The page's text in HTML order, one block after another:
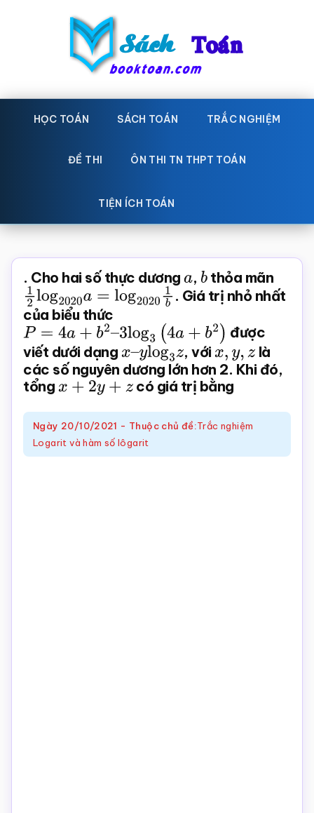
Sách
Toán
toán
Học
toán,
giáo
Toán,
trắc
nghiệm
Toán
online
HỌC TOÁN SÁCH TOÁN TRẮC NGHIỆM
ĐỀ THI ÔN THI TN THPT TOÁN
TIỆN ÍCH TOÁN
. Cho hai số thực dương a, bthỏa mãn
12log2020 a= log20201b
. Giá trị nhỏ nhất
của biểu thức
P=4a+b 2– 3log3(4a +b2)
được
viết dưới dạng x–ylog3z, vớix,y,z
là
các số nguyên dương lớn hơn 2. Khi đó,
tổng x+2y+z có giá trị bằng
Ngày 20/10/2021 - Thuộc chủ đề:Trắc nghiệm
Logarit và hàm số lôgarit